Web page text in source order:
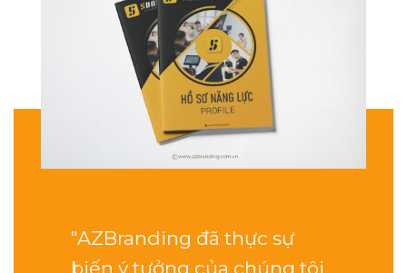
"AZBranding đã thực sự
biến ý tưởng của chúng tôi